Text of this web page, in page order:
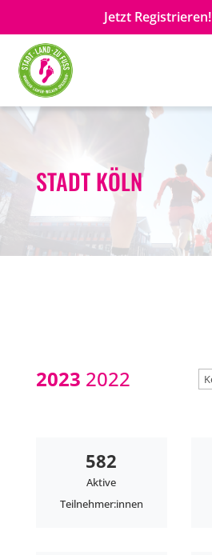
Jetzt Registrieren!
STADT KÖLN
2023 2022
582
Aktive
Teilnehmer:innen